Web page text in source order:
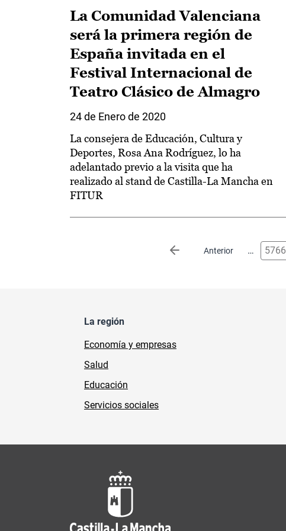
La Comunidad Valenciana
será la primera región de
España invitada en el
Festival Internacional de
Teatro Clásico de Almagro
24 de Enero de 2020
La consejera de Educación, Cultura y
Deportes, Rosa Ana Rodríguez, lo ha
adelantado previo a la visita que ha
realizado al stand de Castilla-La Mancha en
FITUR
Anterior
Página anterior … 5766
La región
Economía y empresas
Salud
Educación
Servicios sociales